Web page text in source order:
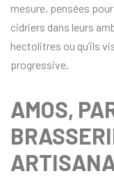
mesure, pensées
cidriers dans leurs
hectolitres ou qu’ils
progressive.
AMOS,